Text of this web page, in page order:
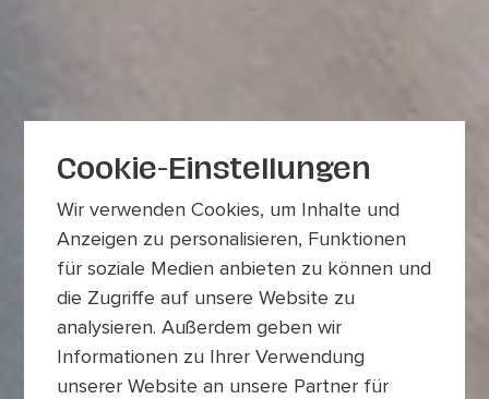
Cookie-Einstellungen
Wir verwenden Cookies, um Inhalte und
Anzeigen zu personalisieren, Funktionen
für soziale Medien anbieten zu können und
die Zugriffe auf unsere Website zu
analysieren. Außerdem geben wir
Informationen zu Ihrer Verwendung
unserer Website an unsere Partner für